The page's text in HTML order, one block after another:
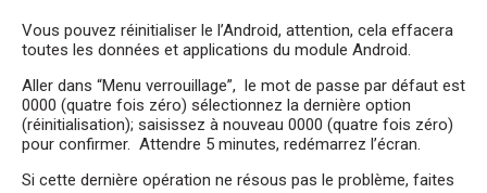
Vous pouvez réinitialiser le l’Android, attention, cela effacera
toutes les données et applications du module Android.
Aller dans “Menu verrouillage”, le mot de passe par défaut est
0000 (quatre fois zéro) sélectionnez la dernière option
(réinitialisation); saisissez à nouveau 0000 (quatre fois zéro)
pour confirmer. Attendre 5 minutes, redémarrez l’écran.
Si cette dernière opération ne résous pas le problème, faites